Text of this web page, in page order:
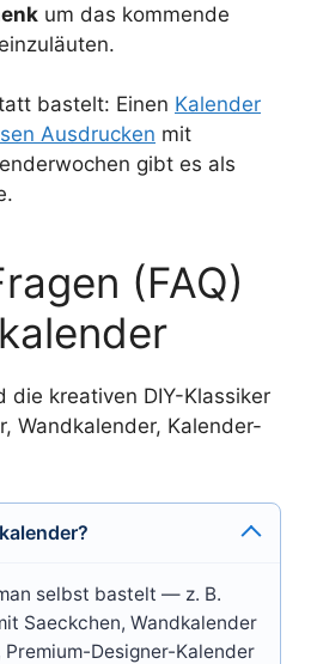
um das kommende
bastelt: Einen Kalender
Ausdrucken mit
gibt es als
(FAQ)
die kreativen DIY-Klassiker
Wandkalender, Kalender-
selbst bastelt — z. B.
Saeckchen, Wandkalender
Premium-Designer-Kalender